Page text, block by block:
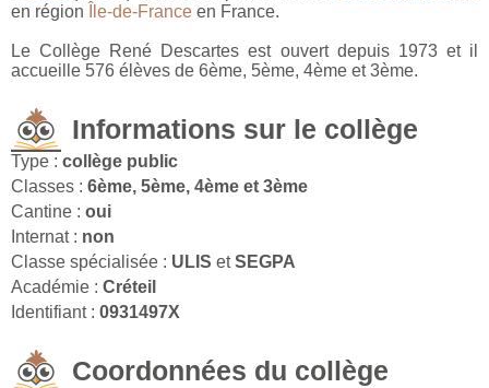
en région
Île-de-France en France.
Le Collège René Descartes est ouvert depuis 1973 et il
accueille 576 élèves de 6ème, 5ème, 4ème et 3ème.
Informations sur le collège
Type : collège public
Classes : 6ème, 5ème, 4ème et 3ème
Cantine : oui
Internat : non
Classe spécialisée : ULIS etSEGPA
Académie : Créteil
Identifiant : 0931497X
Coordonnées du collège